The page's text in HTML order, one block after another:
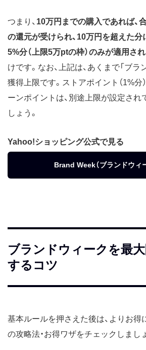
つまり、 10万円までの購入であれば、
の還元が受けられ、10万円を超えた分
5%分（上限5万ptの枠）のみが適用さ
けです。なお、上記は、あくまで「ブラ
獲得上限です。ストアポイント（1%分
ーンポイントは、別途上限が設定され
しょう。
Yahoo!ショッピング公式で見る
Brand Week（ブランドウィ
ブランドウィークを最
するコツ
基本ルールを押さえた後は、よりお得
の攻略法・お得ワザをチェックしまし